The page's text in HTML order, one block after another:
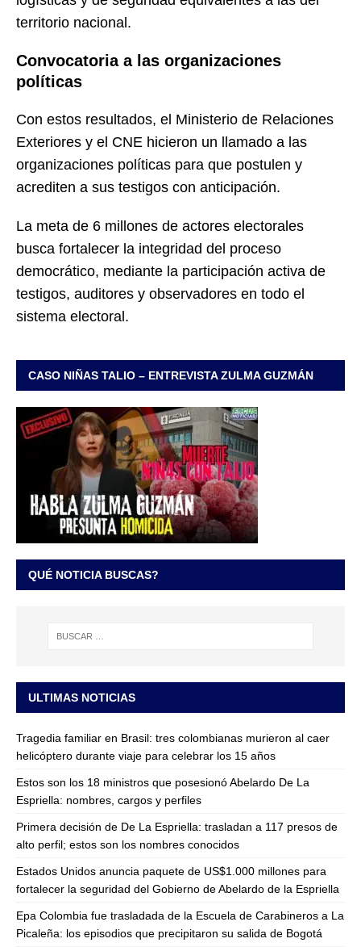
territorio nacional.
Convocatoria a las organizaciones
políticas
Con estos resultados, el Ministerio de Relaciones
Exteriores y el CNE hicieron un llamado a las
organizaciones políticas para que postulen y
acrediten a sus testigos con anticipación.
La meta de 6 millones de actores electorales
busca fortalecer la integridad del proceso
democrático, mediante la participación activa de
testigos, auditores y observadores en todo el
sistema electoral.
CASO NIÑAS TALIO – ENTREVISTA ZULMA GUZMÁN
QUÉ NOTICIA BUSCAS?
ULTIMAS NOTICIAS
Tragedia familiar en Brasil: tres colombianas murieron al caer
helicóptero durante viaje para celebrar los 15 años
Estos son los 18 ministros que posesionó Abelardo De La
Espriella: nombres, cargos y perfiles
Primera decisión de De La Espriella: trasladan a 117 presos de
alto perfil; estos son los nombres conocidos
Estados Unidos anuncia paquete de US$1.000 millones para
fortalecer la seguridad del Gobierno de Abelardo de la Espriella
Epa Colombia fue trasladada de la Escuela de Carabineros a La
Picaleña: los episodios que precipitaron su salida de Bogotá